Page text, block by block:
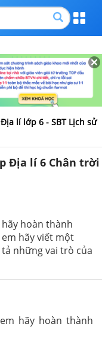
lí lớp 6 - SBT Lịch sử
Địa lí 6 Chân trời
hãy hoàn thành
hãy viết một
những vai trò của
hãy hoàn thành